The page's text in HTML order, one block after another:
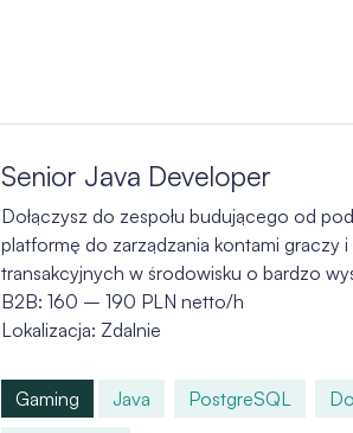
Senior Java Developer
Dołączysz do zespołu budującego od
platformę do zarządzania kontami graczy
transakcyjnych w środowisku o bardzo
B2B: 160 – 190 PLN netto/h
Lokalizacja: Zdalnie
Gaming Java PostgreSQL